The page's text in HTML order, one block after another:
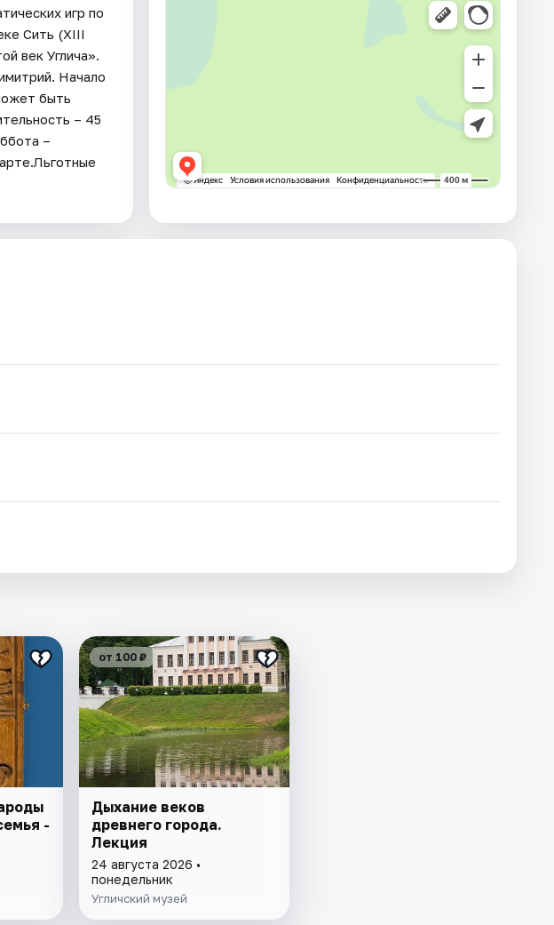
игр по
Сить (XIII
век Углича».
Начало
быть
– 45
–
-
от 100 ₽
Дыхание веков
древнего города.
Лекция
24 августа 2026 •
понедельник
Угличский музей